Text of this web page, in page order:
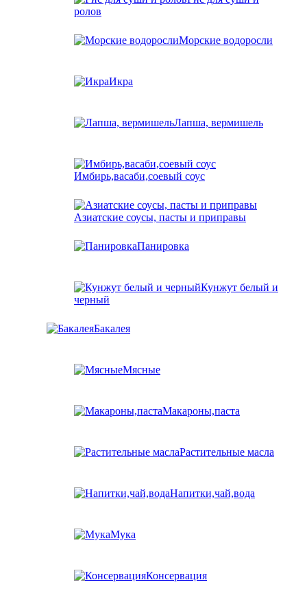
ролов
Морские водоросли
Икра
Лапша, вермишель
Имбирь,васаби,соевый соус
Азиатские соусы, пасты и приправы
Панировка
Кунжут белый и
черный
Бакалея
Мясные
Макароны,паста
Растительные масла
Напитки,чай,вода
Мука
Консервация